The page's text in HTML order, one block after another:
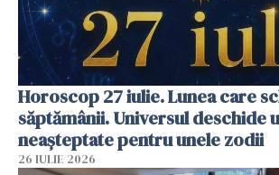
Horoscop 27 iulie. Lunea care
săptămânii. Universul deschide
neașteptate pentru unele zodii
26 IULIE 2026